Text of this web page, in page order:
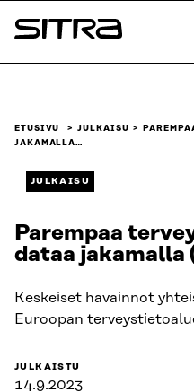
Siirry
suoraan
Sitra
ETUSIVU JULKAISU
JAKAMALLA…
JULKAISU
Parempaa
dataa
Keskeiset havainnot
Euroopan
JULKAISTU
14.9.2023